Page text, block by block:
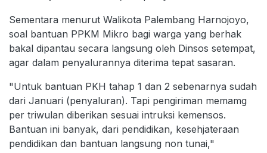
Sementara menurut Walikota Palembang Harnojoyo,
soal bantuan PPKM Mikro bagi warga yang berhak
bakal dipantau secara langsung oleh Dinsos setempat,
agar dalam penyalurannya diterima tepat sasaran.
"Untuk bantuan PKH tahap 1 dan 2 sebenarnya sudah
dari Januari (penyaluran). Tapi pengiriman memamg
per triwulan diberikan sesuai intruksi kemensos.
Bantuan ini banyak, dari pendidikan, kesehjateraan
pendidikan dan bantuan langsung non tunai,"